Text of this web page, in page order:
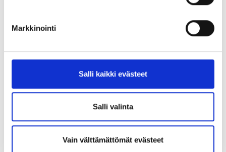
Markkinointi
Salli kaikki evästeet
Salli valinta
Vain välttämättömät evästeet